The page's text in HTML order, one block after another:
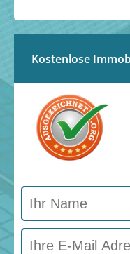
Kostenlose